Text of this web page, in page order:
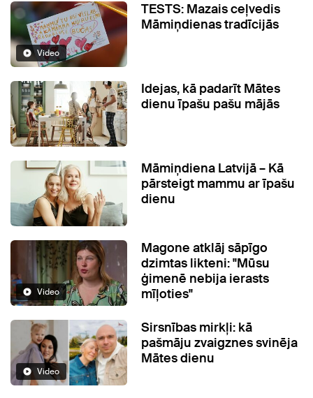
Video
TESTS: Mazais ceļvedis
Māmiņdienas tradīcijās
Idejas, kā padarīt Mātes
dienu īpašu pašu mājās
Māmiņdiena Latvijā – Kā
pārsteigt mammu ar īpašu
dienu
Video
Magone atklāj sāpīgo
dzimtas likteni: "Mūsu
ģimenē nebija ierasts
mīļoties"
Video
Sirsnības mirkļi: kā
pašmāju zvaigznes svinēja
Mātes dienu